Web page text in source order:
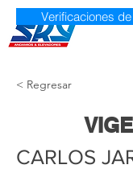
Verificaciones
< Regresar
CARLOS